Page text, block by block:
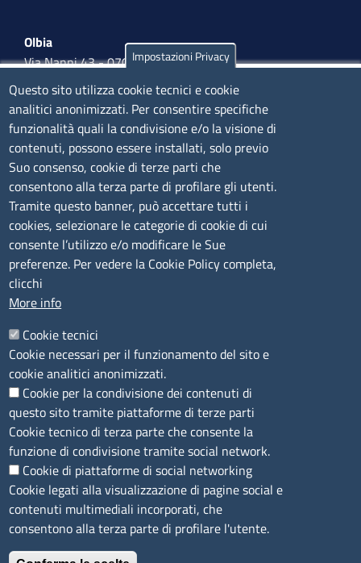
Olbia
Via Nanni 43 - 07026 Olbia
Tel. 0789 66122 | 0789 69580
mail: ufficio.olbia@ss.camcom.it
lunedì al venerdì: 9,00 - 12,00; lunedì pomeriggio: 16,00
- 17,00
CONTATTI
Camera di Commercio, Industria, Artigianato e
Agricoltura di Sassari
PEC
P.IVA01047570906
Codice Fiscale
Codice Univoco per le fatture elettroniche: UFPXFS
LINK UTILI
Segnalazione di illecito
Amministrazione Trasparente
Accesso riservato
Dichiarazione di accessibilità
Mappa del sito
Impostazioni Privacy
Questo sito utilizza cookie tecnici e cookie
analitici anonimizzati. Per consentire specifiche
funzionalità quali la condivisione e/o la visione di
contenuti, possono essere installati, solo previo
Suo consenso, cookie di terze parti che
consentono alla terza parte di profilare gli utenti.
Tramite questo banner, può accettare tutti i
cookies, selezionare le categorie di cookie di cui
consente l’utilizzo e/o modificare le Sue
preferenze. Per vedere la Cookie Policy completa,
clicchi
More info
Cookie tecnici
Cookie necessari per il funzionamento del sito e
cookie analitici anonimizzati.
Cookie per la condivisione dei contenuti di
questo sito tramite piattaforme di terze parti
Cookie tecnico di terza parte che consente la
funzione di condivisione tramite social network.
Cookie di piattaforme di social networking
Cookie legati alla visualizzazione di pagine social e
contenuti multimediali incorporati, che
consentono alla terza parte di profilare l'utente.